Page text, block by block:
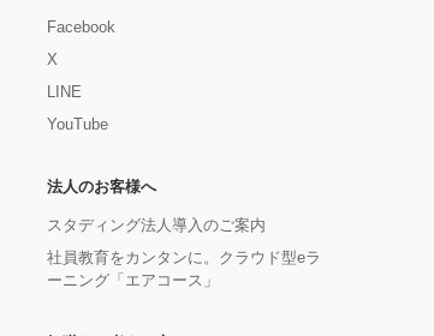
Facebook
X
LINE
YouTube
法人のお客様へ
スタディング法人導入のご案内
社員教育をカンタンに。クラウド型eラ
ーニング「エアコース」